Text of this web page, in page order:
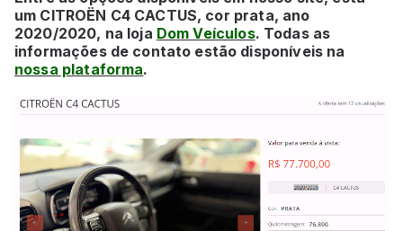
um CITROËN C4 CACTUS, cor prata, ano
2020/2020, na loja Dom Veículos. Todas as
informações de contato estão disponíveis na
nossa plataforma.